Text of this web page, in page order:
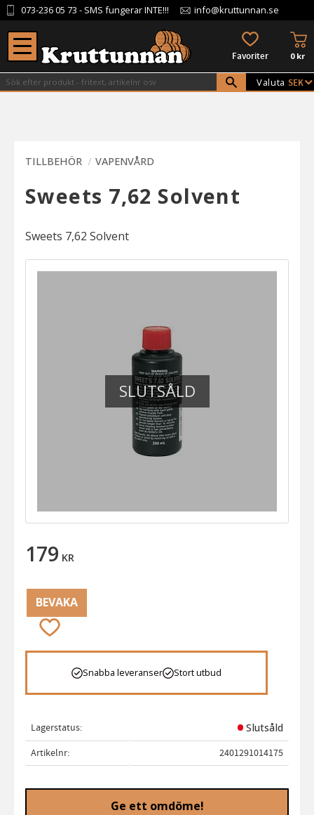
Meny
073-236 05 73 - SMS fungerar INTE!!! info@kruttunnan.se
FAVORITER 0kr
Valuta
TILLBEHÖR VAPENVÅRD
Sweets 7,62 Solvent
Sweets 7,62 Solvent
SLUTSÅLD
179 KR
Lägg till i favoriter
BEVAKA
Snabba leveranser Stort utbud
Lagerstatus
Slutsåld
Artikelnr
2401291014175
Ge ett omdöme!